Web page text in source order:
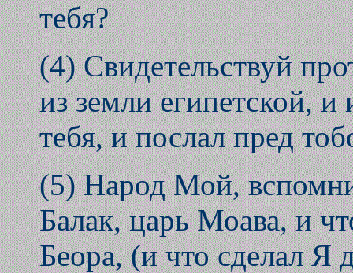
тебя?
(4) Свидетельствуй
из земли египетской,
тебя, и послал пред
(5) Народ Мой,
Балак, царь Моава, и
Беора, (и что сделал Я